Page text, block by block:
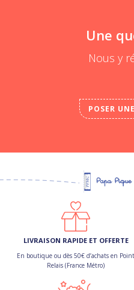
Une
Nous y
POSER
LIVRAISON RAPIDE ET OFFERTE
En boutique ou dès 50€ d’achats en Point
Relais (France Métro)